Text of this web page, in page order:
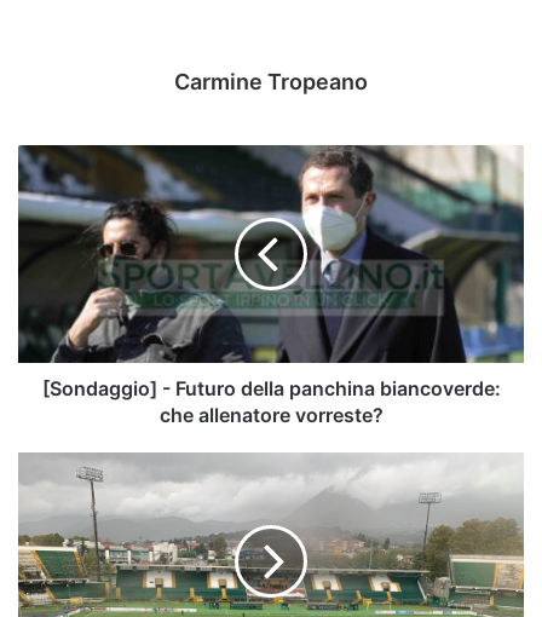
Carmine Tropeano
[Sondaggio]
-
Futuro
panchina
biancoverde:
che
allenatore
vorreste?
[Sondaggio] - Futuro della panchina biancoverde:
che allenatore vorreste?
Classifica
spettatori
Serie
C
2021/22